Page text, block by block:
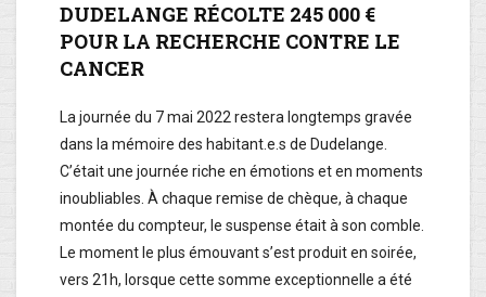
DUDELANGE RÉCOLTE 245 000 €
POUR LA RECHERCHE CONTRE LE
CANCER
La journée du 7 mai 2022 restera longtemps gravée
dans la mémoire des habitant.e.s de Dudelange.
C’était une journée riche en émotions et en moments
inoubliables. À chaque remise de chèque, à chaque
montée du compteur, le suspense était à son comble.
Le moment le plus émouvant s’est produit en soirée,
vers 21h, lorsque cette somme exceptionnelle a été